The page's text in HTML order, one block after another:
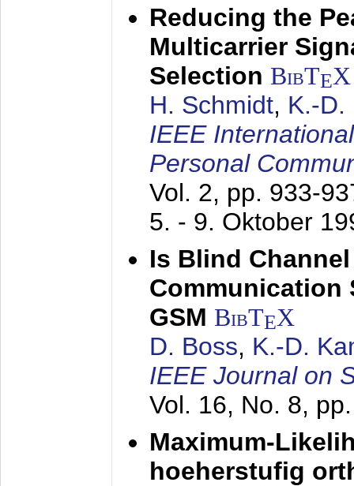
Reducing the
Multicarrier
Selection BibTEX
H. Schmidt, K.-D.
IEEE
Personal
Vol. 2, pp. 933-
5. - 9. Oktober
Is Blind
Communication
GSM BibTEX
D. Boss, K.-D.
IEEE Journal on
Vol. 16, No. 8,
Maximum-
hoeherstufig